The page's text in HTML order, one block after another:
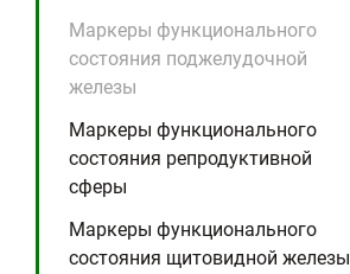
Маркеры функционального
состояния поджелудочной
железы
Маркеры функционального
состояния репродуктивной
сферы
Маркеры функционального
состояния щитовидной железы